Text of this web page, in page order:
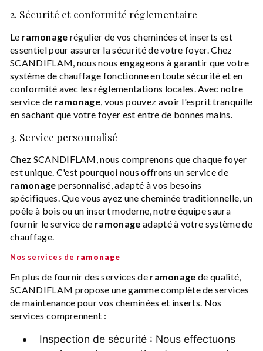
2. Sécurité et conformité réglementaire
Le ramonage régulier de vos cheminées et inserts est
essentiel pour assurer la sécurité de votre foyer. Chez
SCANDIFLAM, nous nous engageons à garantir que votre
système de chauffage fonctionne en toute sécurité et en
conformité avec les réglementations locales. Avec notre
service de ramonage , vous pouvez avoir l'esprit tranquille
en sachant que votre foyer est entre de bonnes mains.
3. Service personnalisé
Chez SCANDIFLAM, nous comprenons que chaque foyer
est unique. C'est pourquoi nous offrons un service de
ramonage personnalisé, adapté à vos besoins
spécifiques. Que vous ayez une cheminée traditionnelle, un
poêle à bois ou un insert moderne, notre équipe saura
fournir le service de ramonage adapté à votre système de
chauffage.
Nos services de ramonage
En plus de fournir des services de ramonage de qualité,
SCANDIFLAM propose une gamme complète de services
de maintenance pour vos cheminées et inserts. Nos
services comprennent :
Inspection de sécurité : Nous effectuons